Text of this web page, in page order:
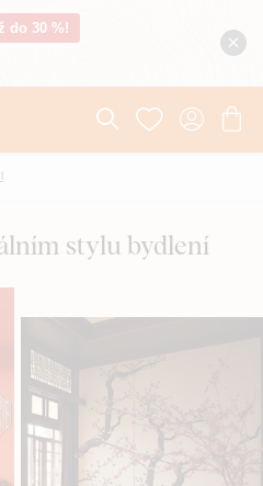
do 30 %!
stylu bydlení